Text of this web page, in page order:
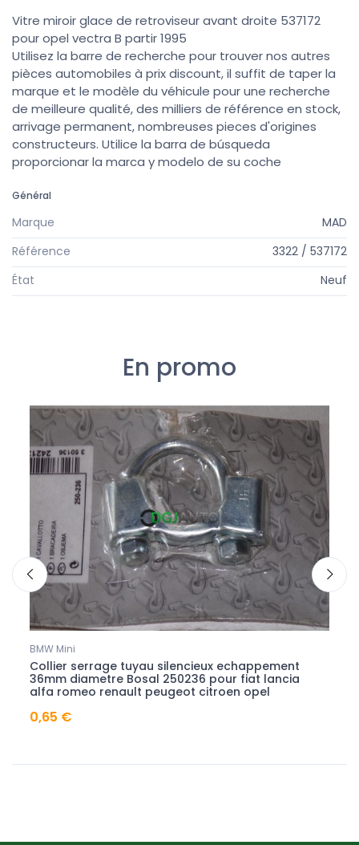
Vitre miroir glace de retroviseur avant droite 537172
pour opel vectra B partir 1995
Utilisez la barre de recherche pour trouver nos autres
pièces automobiles à prix discount, il suffit de taper la
marque et le modèle du véhicule pour une recherche
de meilleure qualité, des milliers de référence en stock,
arrivage permanent, nombreuses pieces d'origines
constructeurs. Utilice la barra de búsqueda
proporcionar la marca y modelo de su coche
Général
Marque
MAD
Référence
3322 / 537172
État
Neuf
En promo
BMW Mini
Collier serrage tuyau silencieux echappement
36mm diametre Bosal 250236 pour fiat lancia
alfa romeo renault peugeot citroen opel
0,65 €